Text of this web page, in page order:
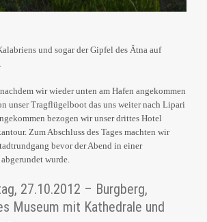
und sogar der Gipfel des Ätna auf
wir wieder unten am Hafen angekommen
unser Tragflügelboot das uns weiter nach Lipari
bezogen wir unser drittes Hotel
Zum Abschluss des Tages machten wir
bevor der Abend in einer
wurde.
27.10.2012 – Burgberg,
Museum mit Kathedrale und